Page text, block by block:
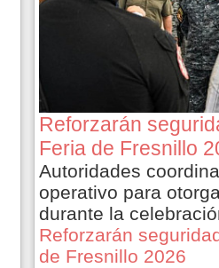
Reforzarán
Feria de Fresnillo
Autoridades
operativo para
durante la
Reforzarán
de Fresnillo 2026